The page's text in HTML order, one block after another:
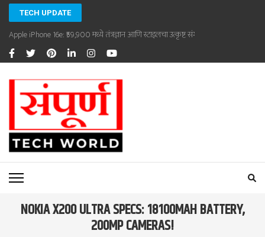
Skip
content
(Press
Enter)
TECH UPDATE
Apple iPhone 16e: ₹59,900 मध्ये तंत्रज्ञान आणि स्टाइलचा उत्कृष्ट संगम
SAMPOORNA TECHWORLD
Sampoorna Techworld
NOKIA X200 ULTRA SPECS: 18100MAH BATTERY,
200MP CAMERAS!